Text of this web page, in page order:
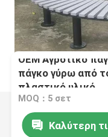
OEM Αγροτικό
πάγκο γύρω από
πλαστικό υλικό
MOQ：5 σετ
Καλύτερη